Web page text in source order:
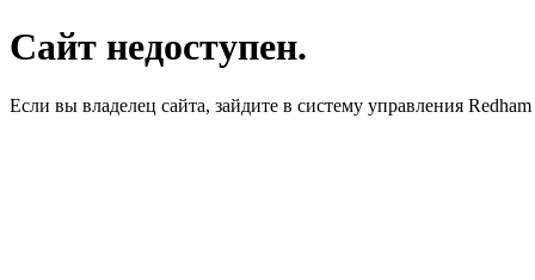
Сайт недоступен.
Если вы владелец сайта, зайдите в систему управления